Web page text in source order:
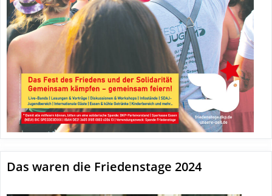
Das waren die Friedenstage 2024